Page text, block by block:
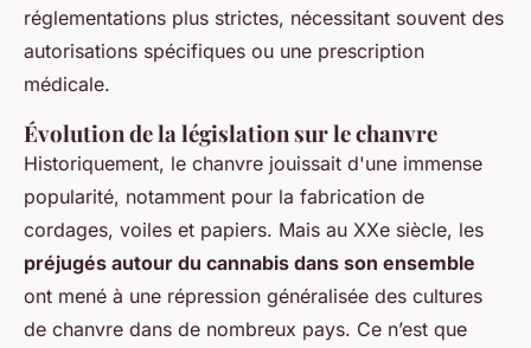
réglementations plus strictes, nécessitant souvent des
autorisations spécifiques ou une prescription
médicale.
Évolution de la législation sur le chanvre
Historiquement, le chanvre jouissait d'une immense
popularité, notamment pour la fabrication de
cordages, voiles et papiers. Mais au XXe siècle, les
préjugés autour du cannabis dans son ensemble
ont mené à une répression généralisée des cultures
de chanvre dans de nombreux pays. Ce n’est que